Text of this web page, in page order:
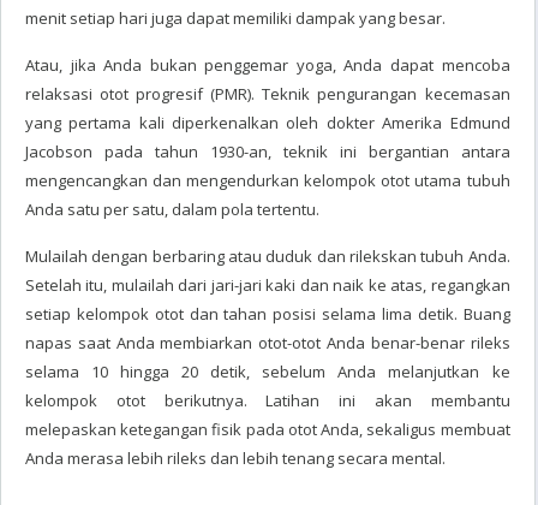
menit setiap hari juga dapat memiliki dampak yang besar.
Atau, jika Anda bukan penggemar yoga, Anda dapat mencoba
relaksasi otot progresif (PMR). Teknik pengurangan kecemasan
yang pertama kali diperkenalkan oleh dokter Amerika Edmund
Jacobson pada tahun 1930-an, teknik ini bergantian antara
mengencangkan dan mengendurkan kelompok otot utama tubuh
Anda satu per satu, dalam pola tertentu.
Mulailah dengan berbaring atau duduk dan rilekskan tubuh Anda.
Setelah itu, mulailah dari jari-jari kaki dan naik ke atas, regangkan
setiap kelompok otot dan tahan posisi selama lima detik. Buang
napas saat Anda membiarkan otot-otot Anda benar-benar rileks
selama 10 hingga 20 detik, sebelum Anda melanjutkan ke
kelompok otot berikutnya. Latihan ini akan membantu
melepaskan ketegangan fisik pada otot Anda, sekaligus membuat
Anda merasa lebih rileks dan lebih tenang secara mental.